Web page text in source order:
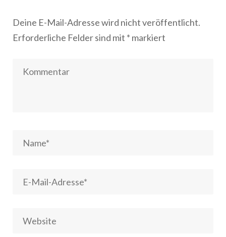
Deine E-Mail-Adresse wird nicht veröffentlicht.
Erforderliche Felder sind mit * markiert